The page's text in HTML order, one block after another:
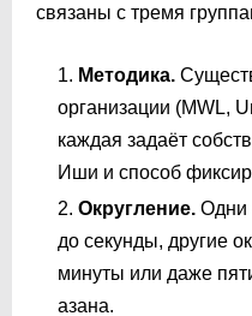
связаны с тремя
Методика.
организации (MWL,
каждая задаёт
Иши и способ
Округление. Одни
до секунды, другие
минуты или даже
азана.